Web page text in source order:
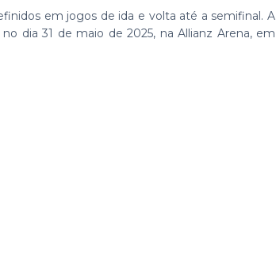
em jogos de ida e volta até a semifinal. A
dia 31 de maio de 2025, na Allianz Arena, em